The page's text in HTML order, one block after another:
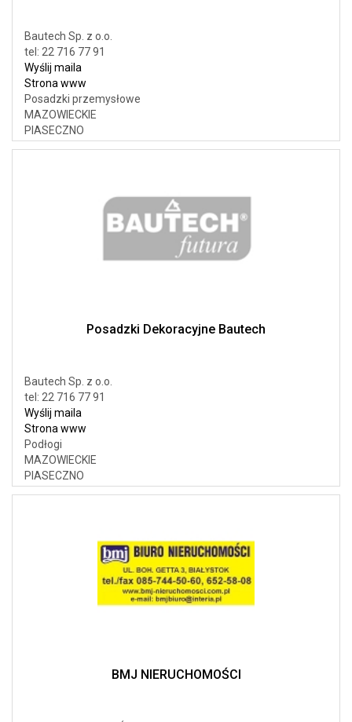
Bautech Sp. z o.o.
tel: 22 716 77 91
Wyślij maila
Strona www
Posadzki przemysłowe
MAZOWIECKIE
PIASECZNO
Posadzki Dekoracyjne Bautech
Bautech Sp. z o.o.
tel: 22 716 77 91
Wyślij maila
Strona www
Podłogi
MAZOWIECKIE
PIASECZNO
BMJ NIERUCHOMOŚCI